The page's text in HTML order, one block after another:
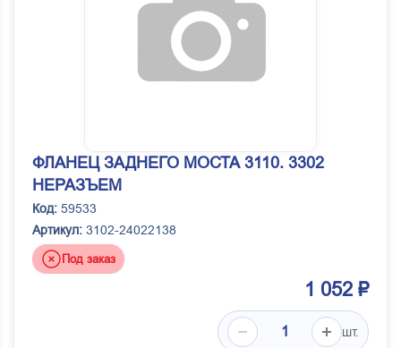
ФЛАНЕЦ ЗАДНЕГО МОСТА 3110. 3302
НЕРАЗЪЕМ
Код: 59533
Артикул: 3102-24022138
Под заказ
1 052 ₽
шт.